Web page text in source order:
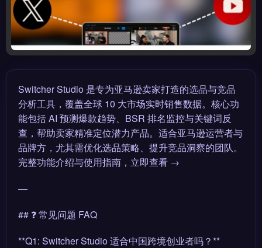
Switcher Studio 是专为亚马逊卖家打造的选品与竞品
分析工具，覆盖全球 10 大市场实时销售数据。核心功
能包括 AI 预测爆款趋势、BSR 排名监控与关键词反
查，帮助卖家精准定位潜力产品。适合亚马逊运营者与
品牌方，尤其需优化选品策略、提升竞品洞察的团队。
完整功能介绍与使用指南，立即查看 →
—
## ❓ 常见问题 FAQ
**Q1: Switcher Studio 适合中国跨境创业者吗？**